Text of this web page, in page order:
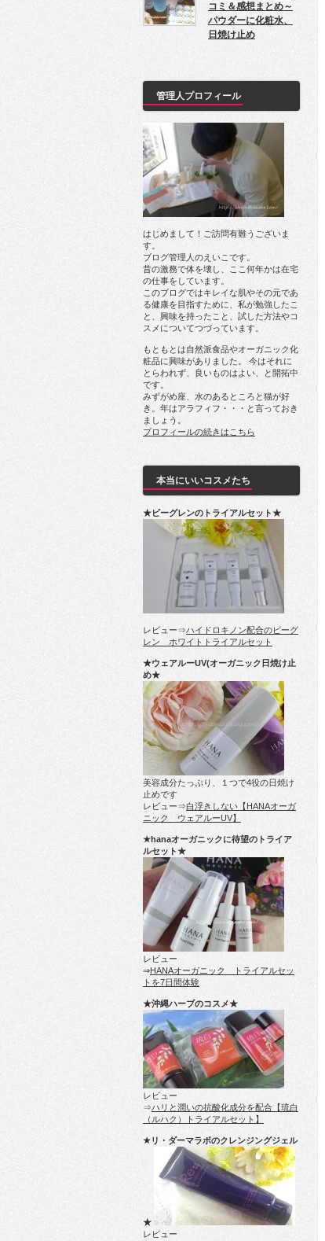
コミ＆感想まとめ～
パウダーに化粧水、
日焼け止め
管理人プロフィール
はじめまして！ご訪問有難うございま
す。
ブログ管理人のえいこです。
昔の激務で体を壊し、ここ何年かは在宅
の仕事をしています。
このブログではキレイな肌やその元であ
る健康を目指すために、私が勉強したこ
と、興味を持ったこと、試した方法やコ
スメについてつづっています。
もともとは自然派食品やオーガニック化
粧品に興味がありました。 今はそれに
とらわれず、良いものはよい、と開拓中
です。
みずがめ座、水のあるところと猫が好
き。年はアラフィフ・・・と言っておき
ましょう。
プロフィールの続きはこちら
本当にいいコスメたち
★ビーグレンのトライアルセット★
レビュー⇒ハイドロキノン配合のビーグ
レン ホワイトトライアルセット
★ウェアルーUV(オーガニック日焼け止
め★
美容成分たっぷり、１つで4役の日焼け
止めです
レビュー⇒白浮きしない【HANAオーガ
ニック ウェアルーUV】
★hanaオーガニックに待望のトライア
ルセット★
レビュー
⇒HANAオーガニック トライアルセッ
トを7日間体験
★沖縄ハーブのコスメ★
レビュー
⇒ハリと潤いの抗酸化成分を配合【琉白
（ルハク）トライアルセット】
★リ・ダーマラボのクレンジングジェル
★
レビュー